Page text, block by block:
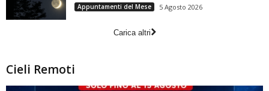
Appuntamenti del Mese 5 Agosto 2026
Carica altri
Cieli Remoti